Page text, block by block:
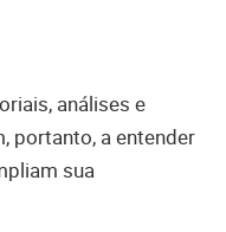
análises e
portanto, a entender
sua